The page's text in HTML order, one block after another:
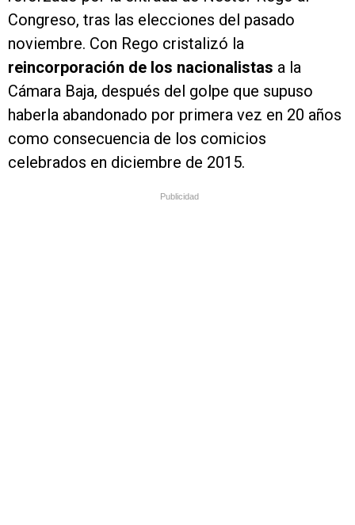
Congreso, tras las elecciones del pasado
noviembre. Con Rego cristalizó la
reincorporación de los nacionalistas a la
Cámara Baja, después del golpe que supuso
haberla abandonado por primera vez en 20 años
como consecuencia de los comicios
celebrados en diciembre de 2015.
Publicidad